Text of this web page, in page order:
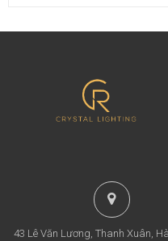
43 Lê Văn Lương, Thanh Xuân,